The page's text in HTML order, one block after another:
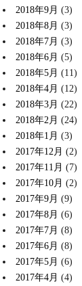
2018年9月 (3)
2018年8月 (3)
2018年7月 (3)
2018年6月 (5)
2018年5月 (11)
2018年4月 (12)
2018年3月 (22)
2018年2月 (24)
2018年1月 (3)
2017年12月 (2)
2017年11月 (7)
2017年10月 (2)
2017年9月 (9)
2017年8月 (6)
2017年7月 (8)
2017年6月 (8)
2017年5月 (6)
2017年4月 (4)